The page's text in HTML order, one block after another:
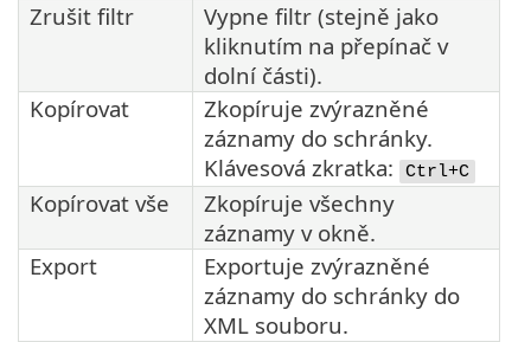
Zrušit filtr
Vypne filtr (stejně jako
kliknutím na přepínač v
dolní části).
Kopírovat
Zkopíruje zvýrazněné
záznamy do schránky.
Klávesová zkratka:
Ctrl+C
Kopírovat vše
Zkopíruje všechny
záznamy v okně.
Export
Exportuje zvýrazněné
záznamy do schránky do
XML souboru.